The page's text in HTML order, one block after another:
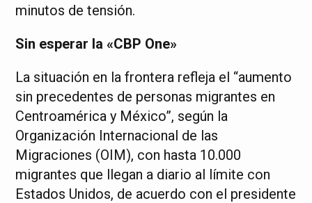
minutos de tensión.
Sin esperar la «CBP One»
La situación en la frontera refleja el “aumento
sin precedentes de personas migrantes en
Centroamérica y México”, según la
Organización Internacional de las
Migraciones (OIM), con hasta 10.000
migrantes que llegan a diario al límite con
Estados Unidos, de acuerdo con el presidente